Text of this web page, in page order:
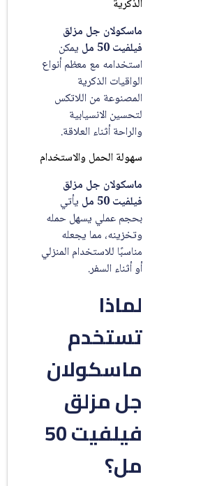
ماسكولان جل مزلق
يمكن
استخدامه مع معظم أنواع
الواقيات الذكرية
المصنوعة من اللاتكس
لتحسين الانسيابية
والراحة أثناء العلاقة.
سهولة الحمل والاستخدام
ماسكولان جل مزلق
يأتي
بحجم عملي يسهل حمله
وتخزينه، مما يجعله
مناسبًا للاستخدام المنزلي
أو أثناء السفر.
لماذا
تستخدم
ماسكولان
جل مزلق
فيلفيت 50